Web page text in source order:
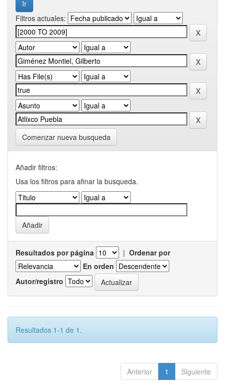
Filtros actuales:
Comenzar nueva busqueda
Añadir filtros:
Usa los filtros para afinar la busqueda.
Resultados por página | Ordenar por
En orden
Autor/registro
Resultados 1-1 de 1.
Anterior 1 Siguiente